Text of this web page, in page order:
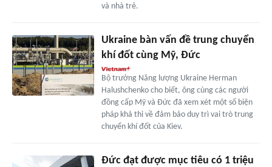
và nhà trẻ.
Ukraine bàn vấn đề trung chuyển
khí đốt cùng Mỹ, Đức
Bộ trưởng Năng lượng Ukraine Herman
Halushchenko cho biết, ông cùng các người
đồng cấp Mỹ và Đức đã xem xét một số biện
pháp khả thi về đảm bảo duy trì vai trò trung
chuyển khí đốt của Kiev.
Đức đạt được mục tiêu có 1 triệu